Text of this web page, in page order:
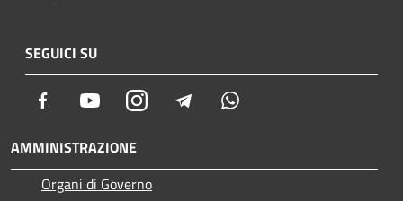
SEGUICI SU
Facebook YoutubeInstagram Telegram
AMMINISTRAZIONE
Organi di Governo